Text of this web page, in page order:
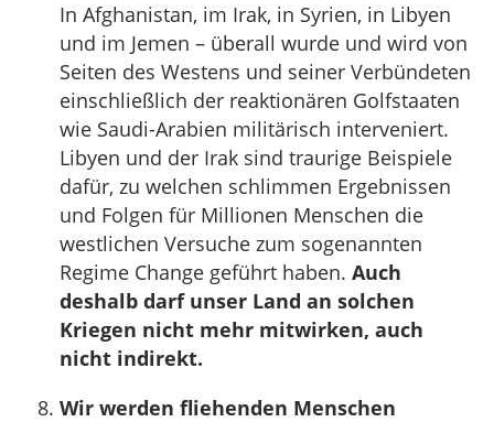
In Afghanistan, im Irak, in Syrien, in Libyen
und im Jemen – überall wurde und wird von
Seiten des Westens und seiner Verbündeten
einschließlich der reaktionären Golfstaaten
wie Saudi-Arabien militärisch interveniert.
Libyen und der Irak sind traurige Beispiele
dafür, zu welchen schlimmen Ergebnissen
und Folgen für Millionen Menschen die
westlichen Versuche zum sogenannten
Regime Change geführt haben. Auch
deshalb darf unser Land an solchen
Kriegen nicht mehr mitwirken, auch
nicht indirekt.
Wir werden fliehenden Menschen